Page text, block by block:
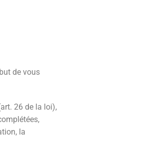
de vous
26 de la loi),
la